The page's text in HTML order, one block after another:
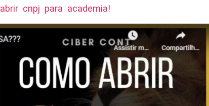
abrir cnpj para academia!